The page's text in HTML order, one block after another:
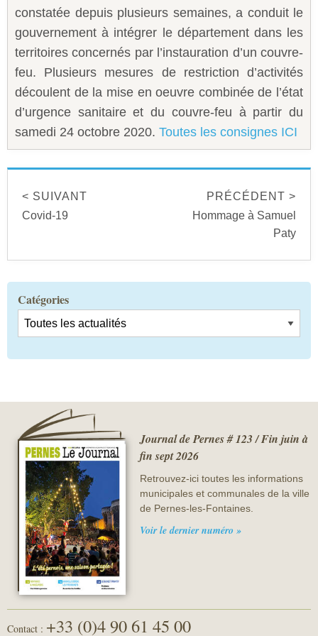
Sécurité civile
Sécurité publique
constatée depuis plusieurs semaines, a conduit le
gouvernement à intégrer le département dans les
territoires concernés par l’instauration d’un couvre-
feu. Plusieurs mesures de restriction d’activités
découlent de la mise en oeuvre combinée de l’état
d’urgence sanitaire et du couvre-feu à partir du
samedi 24 octobre 2020. Toutes les consignes ICI
< SUIVANT
Covid-19
PRÉCÉDENT >
Hommage à Samuel
Paty
Catégories
Journal de Pernes # 123 / Fin juin à
fin sept 2026
Retrouvez-ici toutes les informations
municipales et communales de la ville
de Pernes-les-Fontaines.
Voir le dernier numéro »
Contact : +33 (0)4 90 61 45 00